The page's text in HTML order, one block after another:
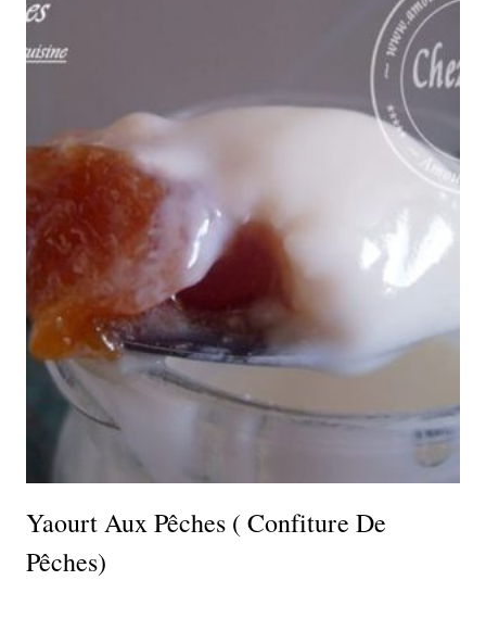
Yaourt Aux Pêches ( Confiture De
Pêches)